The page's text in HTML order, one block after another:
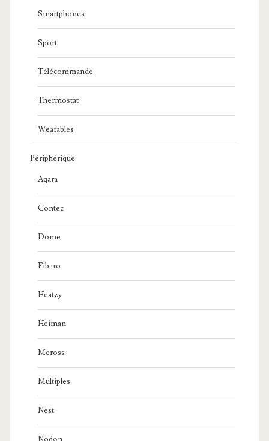
Smartphones
Sport
Télécommande
Thermostat
Wearables
Périphérique
Aqara
Contec
Dome
Fibaro
Heatzy
Heiman
Meross
Multiples
Nest